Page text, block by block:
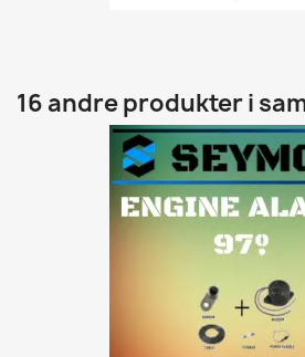
16 andre produkter i